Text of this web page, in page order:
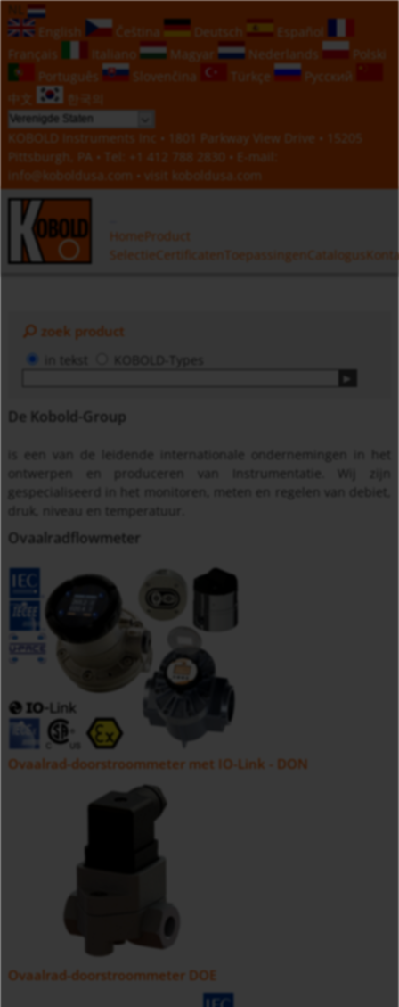
NL
English
Čeština Deutsch
Español
Français
Italiano Magyar Nederlands
Polski
Português
Slovenčina Türkçe
Русский
中文
한국의
KOBOLD Instruments Inc • 1801 Parkway View Drive • 15205
Pittsburgh, PA • Tel:
+1 412 788 2830 • E-mail:
info@koboldusa.com • visit koboldusa.com
HomeProduct
SelectieCertificaten Toepassingen Catalogus
zoek product
in tekst KOBOLD-Types
De Kobold-Group
is een van de leidende internationale ondernemingen in het
ontwerpen en produceren van Instrumentatie. Wij zijn
gespecialiseerd in het monitoren, meten en regelen van debiet,
druk, niveau en temperatuur.
Ovaalradflowmeter
Ovaalrad-doorstroommeter met IO-Link - DON
Ovaalrad-doorstroommeter DOE